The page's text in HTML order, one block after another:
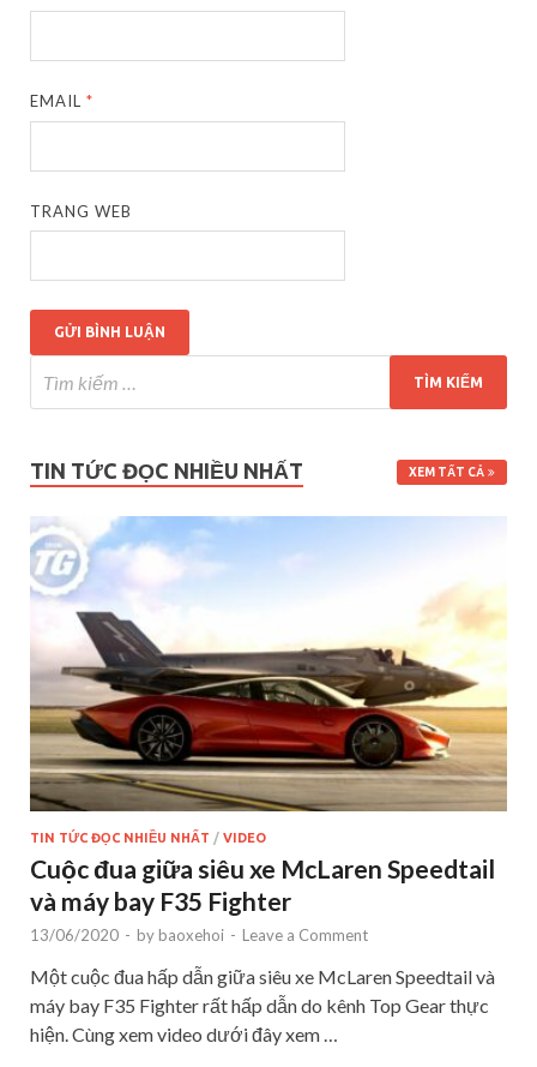
EMAIL*
TRANG WEB
TIN TỨC ĐỌC NHIỀU NHẤT XEM TẤT CẢ
TIN TỨC ĐỌC NHIỀU NHẤT / VIDEO
Cuộc đua giữa siêu xe McLaren Speedtail
và máy bay F35 Fighter
13/06/2020 - by baoxehoi - Leave a Comment
Một cuộc đua hấp dẫn giữa siêu xe McLaren Speedtail và
máy bay F35 Fighter rất hấp dẫn do kênh Top Gear thực
hiện. Cùng xem video dưới đây xem …